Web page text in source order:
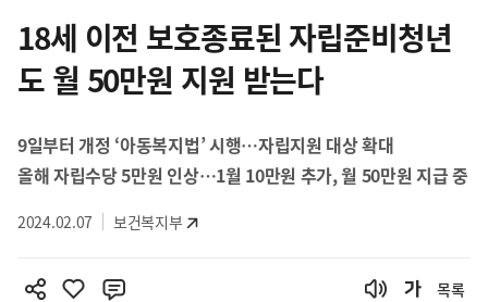
텐
츠
영
18세 이전 보호종료된 자립준비청년
도 월 50만원 지원 받는다
9일부터 개정 ‘아동복지법’ 시행…자립지원 대상 확대
올해 자립수당 5만원 인상…1월 10만원 추가, 월 50만원 지급 중
2024.02.07 보건복지부
목록